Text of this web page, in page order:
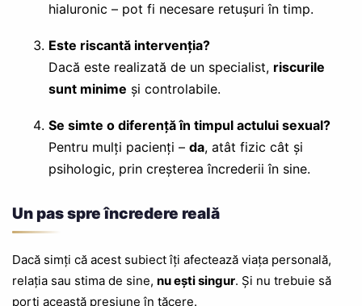
hialuronic – pot fi necesare retușuri în timp.
Este riscantă intervenția?
Dacă este realizată de un specialist, riscurile
sunt minime și controlabile.
Se simte o diferență în timpul actului sexual?
Pentru mulți pacienți – da, atât fizic cât și
psihologic, prin creșterea încrederii în sine.
Un pas spre încredere reală
Dacă simți că acest subiect îți afectează viața personală,
relația sau stima de sine, nu ești singur. Și nu trebuie să
porți această presiune în tăcere.